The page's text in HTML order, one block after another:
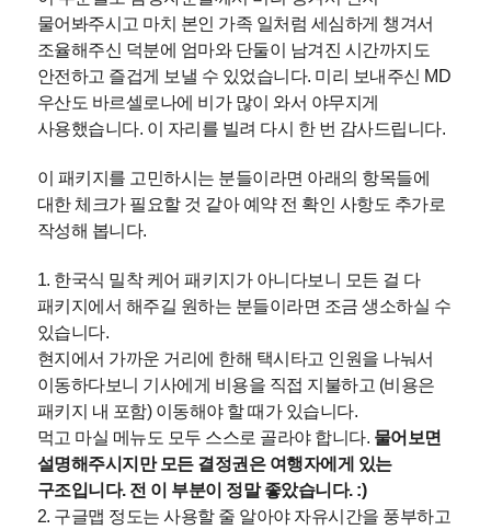
물어봐주시고 마치 본인 가족 일처럼 세심하게 챙겨서
조율해주신 덕분에 엄마와 단둘이 남겨진 시간까지도
안전하고 즐겁게 보낼 수 있었습니다. 미리 보내주신 MD
우산도 바르셀로나에 비가 많이 와서 야무지게
사용했습니다. 이 자리를 빌려 다시 한 번 감사드립니다.
이 패키지를 고민하시는 분들이라면 아래의 항목들에
대한 체크가 필요할 것 같아 예약 전 확인 사항도 추가로
작성해 봅니다.
1. 한국식 밀착 케어 패키지가 아니다보니 모든 걸 다
패키지에서 해주길 원하는 분들이라면 조금 생소하실 수
있습니다.
현지에서 가까운 거리에 한해 택시타고 인원을 나눠서
이동하다보니 기사에게 비용을 직접 지불하고 (비용은
패키지 내 포함) 이동해야 할 때가 있습니다.
먹고 마실 메뉴도 모두 스스로 골라야 합니다. 물어보면
설명해주시지만 모든 결정권은 여행자에게 있는
구조입니다. 전 이 부분이 정말 좋았습니다. :)
2. 구글맵 정도는 사용할 줄 알아야 자유시간을 풍부하고